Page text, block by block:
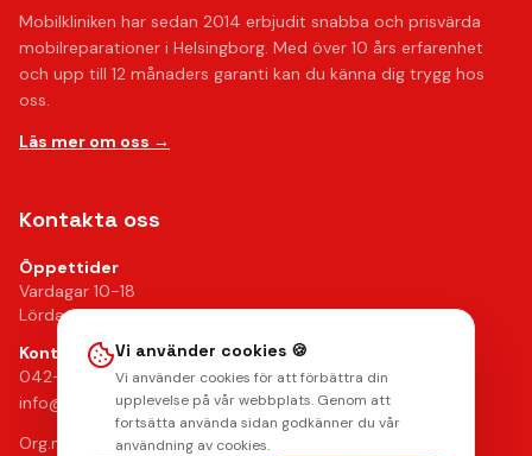
Mobilkliniken har sedan 2014 erbjudit snabba och prisvärda
mobilreparationer i Helsingborg. Med över 10 års erfarenhet
och upp till 12 månaders garanti kan du känna dig trygg hos
oss.
Läs mer om oss →
Kontakta oss
Öppettider
Vardagar 10-18
Lördagar 10-14
Kontakt
042-24 25 02
info@mobilkliniken.se
Org.nr: 556946-9199
Vi använder cookies 🍪
Vi använder cookies för att förbättra din
upplevelse på vår webbplats. Genom att
fortsätta använda sidan godkänner du vår
användning av cookies.